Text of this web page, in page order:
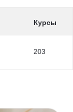
Курсы
203